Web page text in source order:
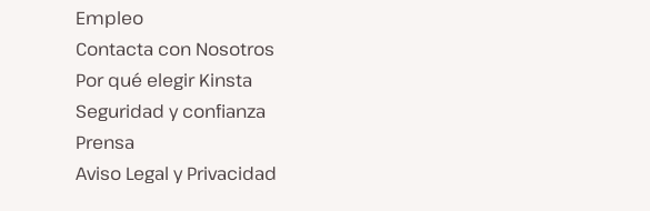
Empleo
Contacta con Nosotros
Por qué elegir Kinsta
Seguridad y confianza
Prensa
Aviso Legal y Privacidad